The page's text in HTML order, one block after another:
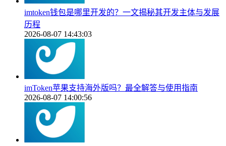
imtoken钱包是哪里开发的？一文揭秘其开发主体与发展
历程
2026-08-07 14:43:03
imToken苹果支持海外版吗？最全解答与使用指南
2026-08-07 14:00:56